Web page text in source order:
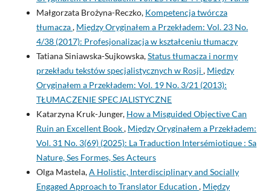
Małgorzata Brożyna-Reczko, Kompetencja twórcza
tłumacza, Między Oryginałem a Przekładem: Vol. 23 No.
4/38 (2017): Profesjonalizacja w kształceniu tłumaczy
Tatiana Siniawska-Sujkowska,Status tłumacza i normy
przekładu tekstów specjalistycznych w Rosji , Między
Oryginałem a Przekładem: Vol. 19 No. 3/21 (2013):
TŁUMACZENIE SPECJALISTYCZNE
Katarzyna Kruk-Junger, How a Misguided Objective Can
Ruin an Excellent Book, Między Oryginałem a Przekładem:
Vol. 31 No. 3(69) (2025): La Traduction Intersémiotique : Sa
Nature, Ses Formes, Ses Acteurs
Olga Mastela,A Holistic, Interdisciplinary and Socially
Engaged Approach to Translator Education , Między